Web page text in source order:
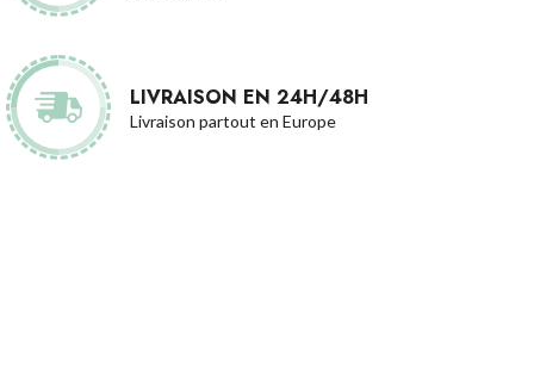
LIVRAISON EN 24H/48H
Livraison partout en Europe